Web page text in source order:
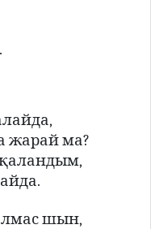
жарайма?
шын,